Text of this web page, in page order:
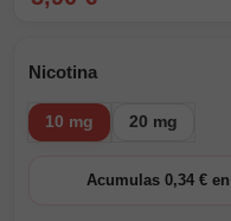
Nicotina
10 mg 20 mg
Acumulas 0,34 €